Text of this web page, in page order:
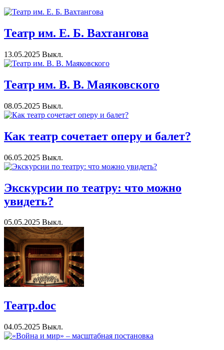
Театр им. Е. Б. Вахтангова
13.05.2025 Выкл.
Театр им. В. В. Маяковского
08.05.2025 Выкл.
Как театр сочетает оперу и балет?
06.05.2025 Выкл.
Экскурсии по театру: что можно
увидеть?
05.05.2025 Выкл.
Театр.doc
04.05.2025 Выкл.